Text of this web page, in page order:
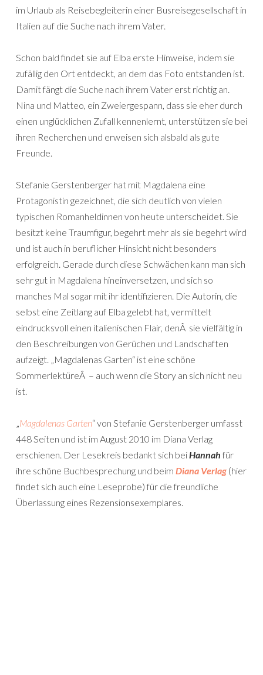
im Urlaub als Reisebegleiterin einer Busreisegesellschaft in
Italien auf die Suche nach ihrem Vater.
Schon bald findet sie auf Elba erste Hinweise, indem sie
zufällig den Ort entdeckt, an dem das Foto entstanden ist.
Damit fängt die Suche nach ihrem Vater erst richtig an.
Nina und Matteo, ein Zweiergespann, dass sie eher durch
einen unglücklichen Zufall kennenlernt, unterstützen sie bei
ihren Recherchen und erweisen sich alsbald als gute
Freunde.
Stefanie Gerstenberger hat mit Magdalena eine
Protagonistin gezeichnet, die sich deutlich von vielen
typischen Romanheldinnen von heute unterscheidet. Sie
besitzt keine Traumfigur, begehrt mehr als sie begehrt wird
und ist auch in beruflicher Hinsicht nicht besonders
erfolgreich. Gerade durch diese Schwächen kann man sich
sehr gut in Magdalena hineinversetzen, und sich so
manches Mal sogar mit ihr identifizieren. Die Autorin, die
selbst eine Zeitlang auf Elba gelebt hat, vermittelt
eindrucksvoll einen italienischen Flair, denÂ sie vielfältig in
den Beschreibungen von Gerüchen und Landschaften
aufzeigt. „Magdalenas Garten“ ist eine schöne
SommerlektüreÂ – auch wenn die Story an sich nicht neu
ist.
„Magdalenas Garten“ von Stefanie Gerstenberger umfasst
448 Seiten und ist im August 2010 im Diana Verlag
erschienen. Der Lesekreis bedankt sich beiHannah für
ihre schöne Buchbesprechung und beim Diana Verlag (hier
findet sich auch eine Leseprobe) für die freundliche
Überlassung eines Rezensionsexemplares.